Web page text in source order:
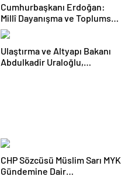
Cumhurbaşkanı Erdoğan:
Millî Dayanışma ve Toplumsal
Bütünleşmenin
Güçlendirilmesine Dair Kanun
Teklifi Gazi Meclisimizin
Takdirine Sunuldu
Ulaştırma ve Altyapı Bakanı
Abdulkadir Uraloğlu,
CHP Sözcüsü Müslim Sarı MYK
Gündemine Dair